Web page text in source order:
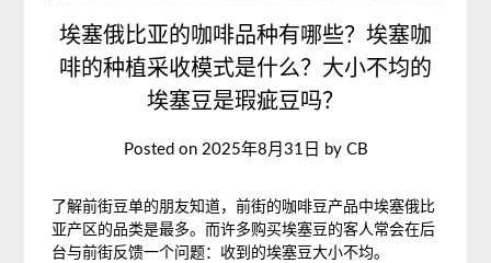
埃塞俄比亚的咖啡品种有哪些？埃塞咖
啡的种植采收模式是什么？大小不均的
埃塞豆是瑕疵豆吗？
Posted on 2025年8月31日 by CB
了解前街豆单的朋友知道，前街的咖啡豆产品中埃塞俄比
亚产区的品类是最多。而许多购买埃塞豆的客人常会在后
台与前街反馈一个问题：收到的埃塞豆大小不均。